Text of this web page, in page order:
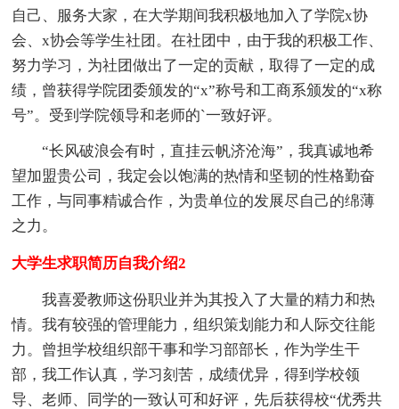
自己、服务大家，在大学期间我积极地加入了学院x协
会、x协会等学生社团。在社团中，由于我的积极工作、
努力学习，为社团做出了一定的贡献，取得了一定的成
绩，曾获得学院团委颁发的“x”称号和工商系颁发的“x称
号”。受到学院领导和老师的`一致好评。
“长风破浪会有时，直挂云帆济沧海”，我真诚地希
望加盟贵公司，我定会以饱满的热情和坚韧的性格勤奋
工作，与同事精诚合作，为贵单位的发展尽自己的绵薄
之力。
大学生求职简历自我介绍2
我喜爱教师这份职业并为其投入了大量的精力和热
情。我有较强的管理能力，组织策划能力和人际交往能
力。曾担学校组织部干事和学习部部长，作为学生干
部，我工作认真，学习刻苦，成绩优异，得到学校领
导、老师、同学的一致认可和好评，先后获得校“优秀共